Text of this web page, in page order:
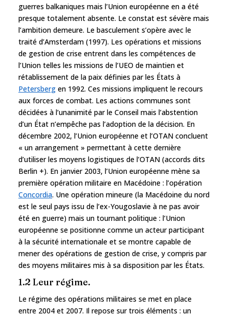
guerres balkaniques mais l’Union européenne en a été
presque totalement absente. Le constat est sévère mais
l’ambition demeure. Le basculement s’opère avec le
traité d’Amsterdam (1997). Les opérations et missions
de gestion de crise entrent dans les compétences de
l’Union telles les missions de l’UEO de maintien et
rétablissement de la paix définies par les États à
Petersberg en 1992. Ces missions impliquent le recours
aux forces de combat. Les actions communes sont
décidées à l’unanimité par le Conseil mais l’abstention
d’un État n’empêche pas l’adoption de la décision. En
décembre 2002, l’Union européenne et l’OTAN concluent
« un arrangement » permettant à cette dernière
d’utiliser les moyens logistiques de l’OTAN (accords dits
Berlin +). En janvier 2003, l’Union européenne mène sa
première opération militaire en Macédoine : l’opération
Concordia. Une opération mineure (la Macédoine du nord
est le seul pays issu de l’ex-Yougoslavie à ne pas avoir
été en guerre) mais un tournant politique : l’Union
européenne se positionne comme un acteur participant
à la sécurité internationale et se montre capable de
mener des opérations de gestion de crise, y compris par
des moyens militaires mis à sa disposition par les États.
1.2 Leur régime.
Le régime des opérations militaires se met en place
entre 2004 et 2007. Il repose sur trois éléments : un